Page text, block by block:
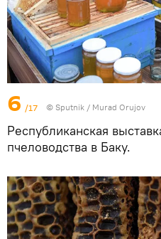
6 /17 © Sputnik / Murad Orujov
Республиканская
пчеловодства в Баку.